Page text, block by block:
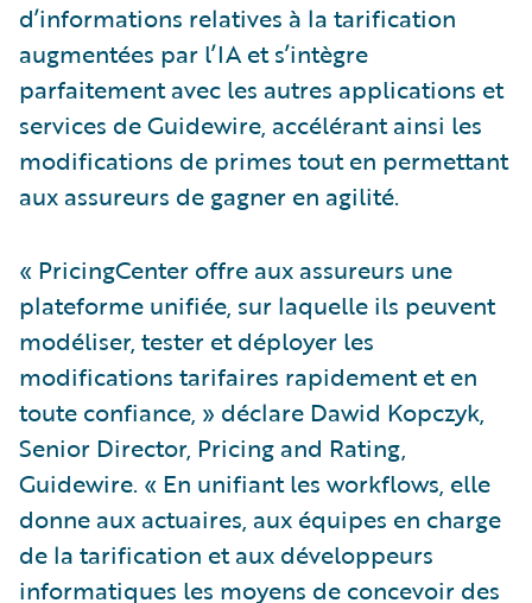
d’informations relatives à la tarification
augmentées par l’IA et s’intègre
parfaitement avec les autres applications et
services de Guidewire, accélérant ainsi les
modifications de primes tout en permettant
aux assureurs de gagner en agilité.
« PricingCenter offre aux assureurs une
plateforme unifiée, sur laquelle ils peuvent
modéliser, tester et déployer les
modifications tarifaires rapidement et en
toute confiance, » déclare Dawid Kopczyk,
Senior Director, Pricing and Rating,
Guidewire. « En unifiant les workflows, elle
donne aux actuaires, aux équipes en charge
de la tarification et aux développeurs
informatiques les moyens de concevoir des